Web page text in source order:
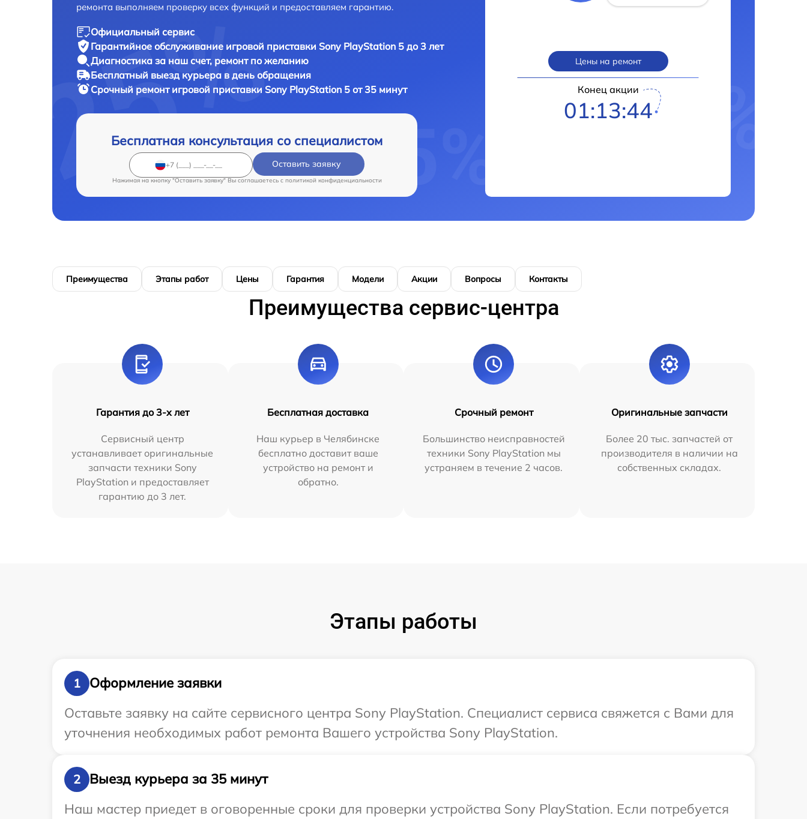
ремонта выполняем проверку всех функций и предоставляем гарантию.
Официальный сервис
Гарантийное обслуживание игровой приставки Sony PlayStation 5 до 3 лет
Диагностика за наш счет, ремонт по желанию
Бесплатный выезд курьера в день обращения
Срочный ремонт игровой приставки Sony PlayStation 5 от 35 минут
Бесплатная консультация со специалистом
Оставить заявку
Нажимая на кнопку "Оставить заявку" Вы соглашаетесь c политикой конфиденциальности
Цены на ремонт
Конец акции
01:13:43
Преимущества Этапы работ Цены Гарантия Модели Акции Вопросы Контакты
Преимущества сервис-центра
Гарантия до 3-х лет
Сервисный центр
устанавливает оригинальные
запчасти техники Sony
PlayStation и предоставляет
гарантию до 3 лет.
Бесплатная доставка
Наш курьер в Челябинске
бесплатно доставит ваше
устройство на ремонт и
обратно.
Срочный ремонт
Большинство неисправностей
техники Sony PlayStation мы
устраняем в течение 2 часов.
Оригинальные запчасти
Более 20 тыс. запчастей от
производителя в наличии на
собственных складах.
Этапы работы
1
Оформление заявки
Оставьте заявку на сайте сервисного центра Sony PlayStation. Специалист сервиса свяжется с Вами для
уточнения необходимых работ ремонта Вашего устройства Sony PlayStation.
2
Выезд курьера за 35 минут
Наш мастер приедет в оговоренные сроки для проверки устройства Sony PlayStation. Если потребуется